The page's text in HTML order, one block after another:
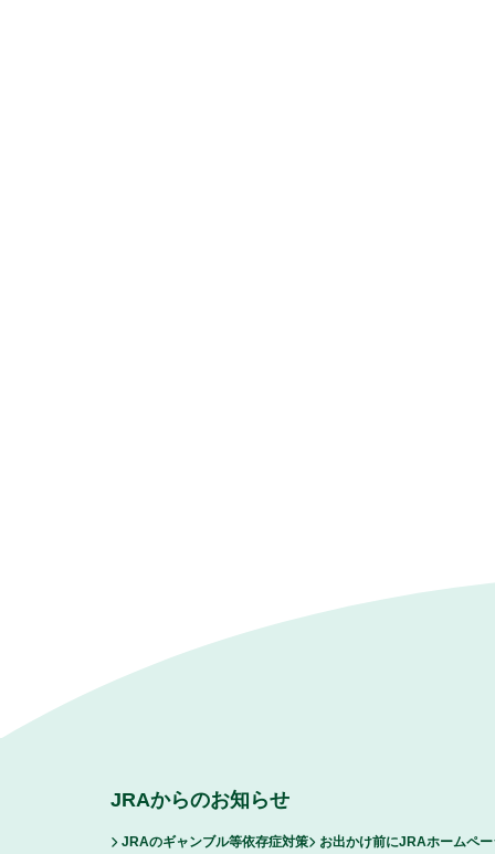
JRAからのお知らせ
JRAのギャンブル等依存症対策
お出かけ前にJRAホームペ